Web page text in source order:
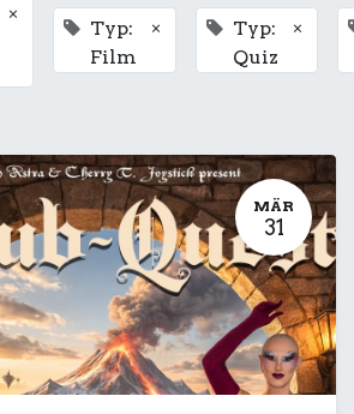
×
Typ:
Film
×
Typ:
Quiz
×
MÄR
31